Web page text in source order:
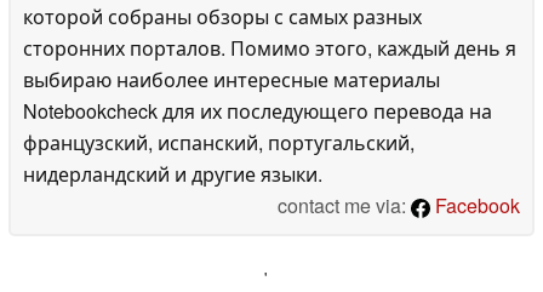
которой собраны обзоры с самых разных
сторонних порталов. Помимо этого, каждый день я
выбираю наиболее интересные материалы
Notebookcheck для их последующего перевода на
французский, испанский, португальский,
нидерландский и другие языки.
contact me via:
Facebook
'